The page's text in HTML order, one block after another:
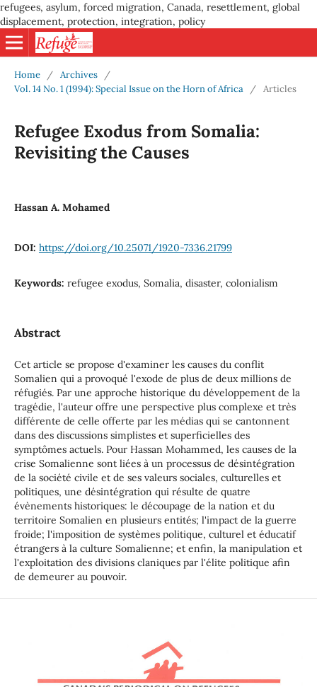
refugees, asylum, forced migration, Canada, resettlement, global
displacement, protection, integration, policy
Home / Archives
/
Vol. 14 No. 1 (1994): Special Issue on the Horn of Africa
/ Articles
Refugee Exodus from Somalia:
Revisiting the Causes
Hassan A. Mohamed
DOI: https://doi.org/10.25071/1920-7336.21799
Keywords: refugee exodus, Somalia, disaster, colonialism
Abstract
Cet article se propose d'examiner les causes du conflit
Somalien qui a provoqué l'exode de plus de deux millions de
réfugiés. Par une approche historique du développement de la
tragédie, l'auteur offre une perspective plus complexe et très
différente de celle offerte par les médias qui se cantonnent
dans des discussions simplistes et superficielles des
symptômes actuels. Pour Hassan Mohammed, les causes de la
crise Somalienne sont liées à un processus de désintégration
de la société civile et de ses valeurs sociales, culturelles et
politiques, une désintégration qui résulte de quatre
évènements historiques: le découpage de la nation et du
territoire Somalien en plusieurs entités; l'impact de la guerre
froide; l'imposition de systèmes politique, culturel et éducatif
étrangers à la culture Somalienne; et enfin, la manipulation et
l'exploitation des divisions claniques par l'élite politique afin
de demeurer au pouvoir.